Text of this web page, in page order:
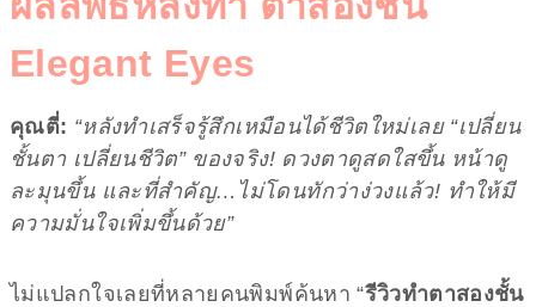
Elegant Eyes
คุณตี่: “หลังทำเสร็จรู้สึกเหมือนได้ชีวิตใหม่เลย “เปลี่ยน
ชั้นตา เปลี่ยนชีวิต” ของจริง! ดวงตาดูสดใสขึ้น หน้าดู
ละมุนขึ้น และที่สำคัญ…ไม่โดนทักว่าง่วงแล้ว! ทำให้มี
ความมั่นใจเพิ่มขึ้นด้วย”
ไม่แปลกใจเลยที่หลายคนพิมพ์ค้นหา “รีวิวทำตาสองชั้น